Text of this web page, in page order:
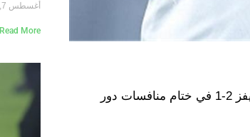
حجز الزمالك مقعده في الدور ربع النهائي من كأس الكونفدرالية الأفريقية 2026 بعد الفوز على كايزر تشيفز 2-1 في ختام منافسات دور
أغسطس 7, 2026
Read More »